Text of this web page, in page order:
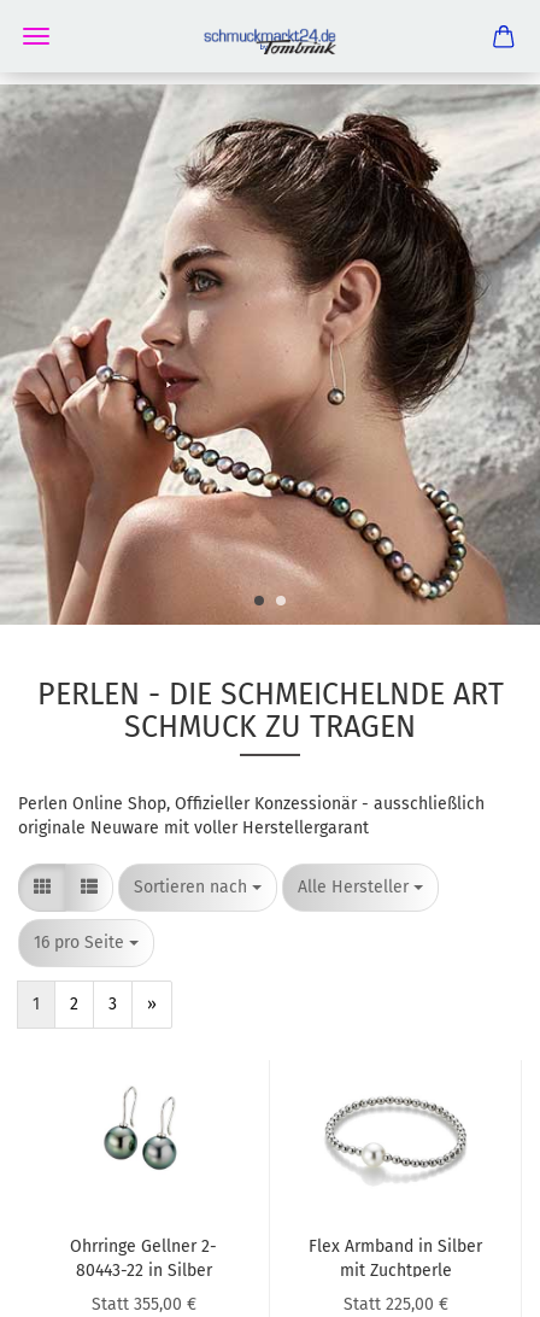
PERLEN - DIE SCHMEICHELNDE ART
SCHMUCK ZU TRAGEN
Perlen Online Shop, Offizieller Konzessionär - ausschließlich
originale Neuware mit voller Herstellergarant
Sortieren nach
Sortieren nach Alle Hersteller
pro Seite
16 pro Seite
pro Seite
1 2 3 »
Ohr­rin­ge Gell­ner 2-​
80443-​22 in Sil­ber
Statt 355,00 €
Flex Arm­band in Sil­ber
mit Zucht­per­le
Statt 225,00 €